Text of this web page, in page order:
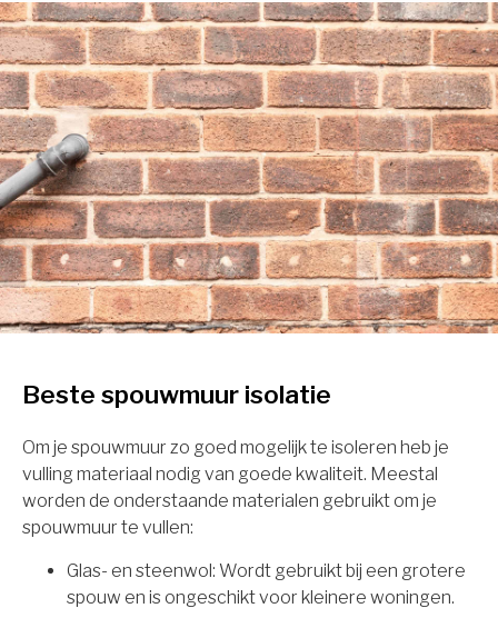
Beste spouwmuur isolatie
Om je spouwmuur zo goed mogelijk te isoleren heb je
vulling materiaal nodig van goede kwaliteit. Meestal
worden de onderstaande materialen gebruikt om je
spouwmuur te vullen:
Glas- en steenwol: Wordt gebruikt bij een grotere
spouw en is ongeschikt voor kleinere woningen.